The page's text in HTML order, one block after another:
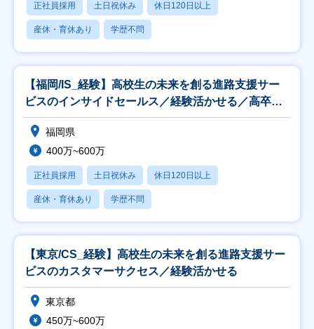
正社員採用 土日祝休み 休日120日以上
産休・育休あり 学歴不問
【福岡/IS_経験】高校生の未来を創る進路支援サー
ビスのインサイドセールス／経験活かせる／高卒就
活生
福岡県
400万~600万
正社員採用 土日祝休み 休日120日以上
産休・育休あり 学歴不問
【東京/CS_経験】高校生の未来を創る進路支援サー
ビスのカスタマーサクセス／経験活かせる
東京都
450万~600万